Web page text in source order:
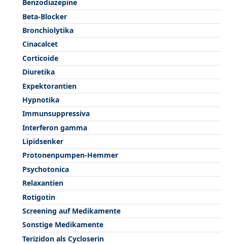
Benzodiazepine
Beta-Blocker
Bronchiolytika
Cinacalcet
Corticoide
Diuretika
Expektorantien
Hypnotika
Immunsuppressiva
Interferon gamma
Lipidsenker
Protonenpumpen-Hemmer
Psychotonica
Relaxantien
Rotigotin
Screening auf Medikamente
Sonstige Medikamente
Terizidon als Cycloserin